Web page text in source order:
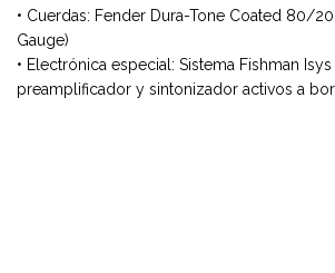
• Cuerdas: Fender Dura-Tone Coated 80/
Gauge)
• Electrónica especial: Sistema Fishman Isys
preamplificador y sintonizador activos a